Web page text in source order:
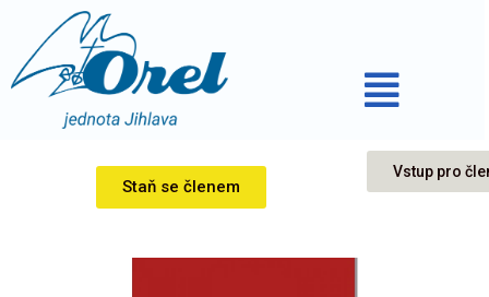
Staň se členem
Vstup pro